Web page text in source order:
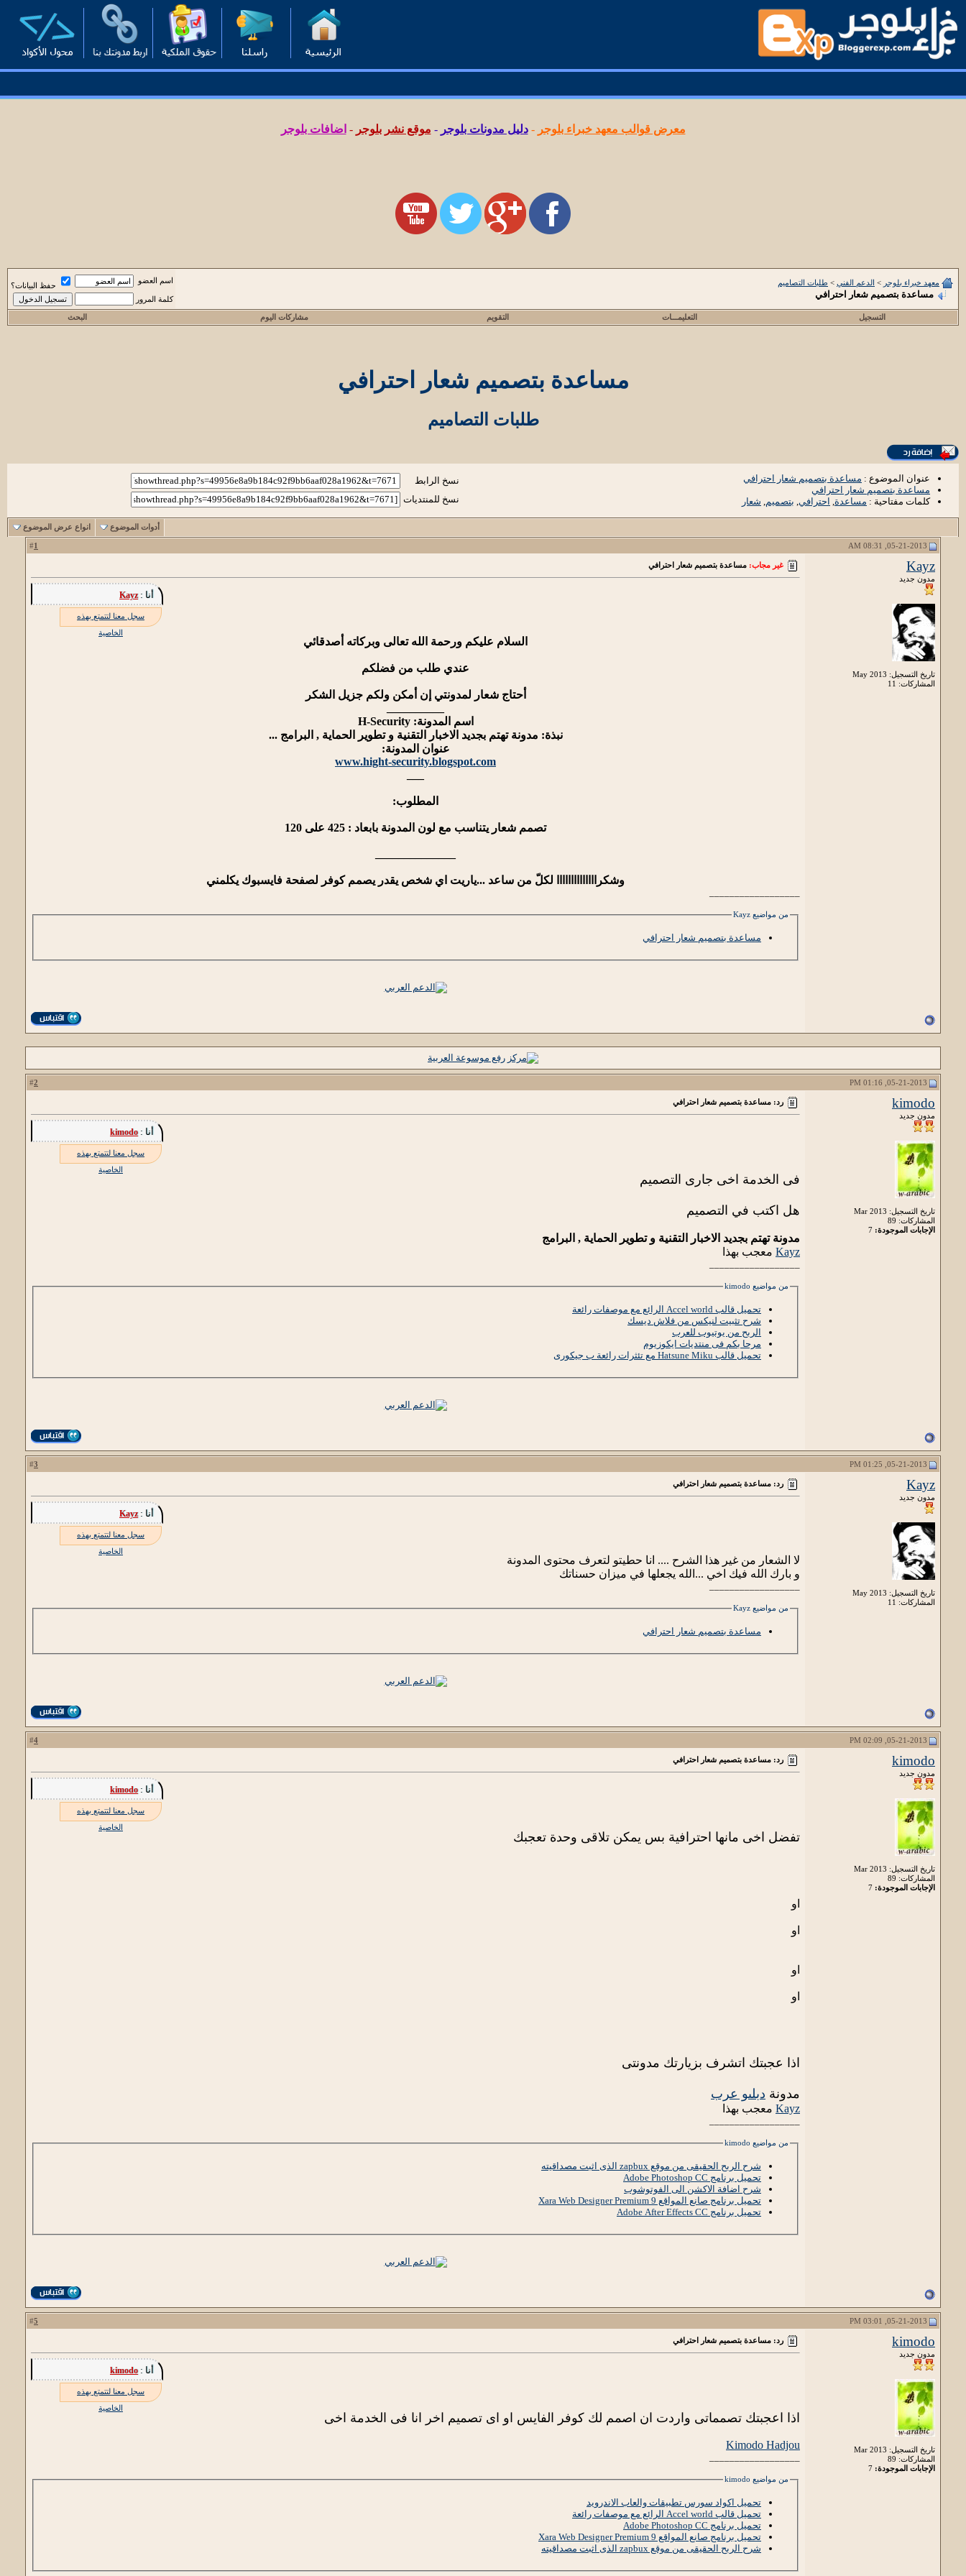
معرض قوالب معهد خبراء بلوجر -دليل مدونات بلوجر - موقع نشر بلوجر - اضافات بلوجر
معهد خبراء بلوجر > الدعم الفني > طلبات التصاميم
مساعدة بتصميم شعار احترافي
اسم العضو
حفظ البيانات؟
كلمة المرور
التسجيل التعليمـــات التقويم مشاركات اليوم البحث
مساعدة بتصميم شعار احترافي
طلبات التصاميم
عنوان الموضوع : مساعدة بتصميم شعار احترافي
مساعدة بتصميم شعار احترافي
كلمات مفتاحية : مساعدة, احترافي, بتصميم, شعار
نسخ الرابط
نسخ للمنتديات
أدوات الموضوع انواع عرض الموضوع
1
Kayz
مدون جديد
تاريخ التسجيل: May 2013
المشاركات: 11
غير مجاب: مساعدة بتصميم شعار احترافي
أنا :Kayz
سجل معنا لتتمتع بهذه
الخاصية
السلام عليكم ورحمة الله تعالى وبركاته أصدقائي
عندي طلب من فضلكم
أحتاج شعار لمدونتي إن أمكن ولكم جزيل الشكر
اسم المدونة: H-Security
نبذة: مدونة تهتم بجديد الاخبار التقنية و تطوير الحماية , البرامج ...
عنوان المدونة:
www.hight-security.blogspot.com
المطلوب:
تصمم شعار يتناسب مع لون المدونة بابعاد : 425 على 120
وشكراااااااااااااا لكلّ من ساعد ...ياريت اي شخص يقدر يصمم كوفر لصفحة فايسبوك يكلمني
من مواضيع Kayz
مساعدة بتصميم شعار احترافي
2
kimodo
مدون جديد
تاريخ التسجيل: Mar 2013
المشاركات: 89
الإجابات الموجودة:
رد: مساعدة بتصميم شعار احترافي
أنا :kimodo
سجل معنا لتتمتع بهذه
الخاصية
فى الخدمة اخى جارى التصميم
هل اكتب في التصميم
مدونة تهتم بجديد الاخبار التقنية و تطوير الحماية , البرامج
Kayz معجب بهذا
من مواضيع kimodo
تحميل قالب Accel world الرائع مع موصفات رائعة
شرح تثبيت لنيكس من فلاش ديسك
الربح من يوتيوب للعرب
مرحا بكم فى منتديات ايكوزيوم
تحميل قالب Hatsune Miku مع تئثرات رائعة ب جيكورى
3
Kayz
مدون جديد
تاريخ التسجيل: May 2013
المشاركات: 11
رد: مساعدة بتصميم شعار احترافي
أنا :Kayz
سجل معنا لتتمتع بهذه
الخاصية
لا الشعار من غير هذا الشرح .... انا حطيتو لتعرف محتوى المدونة
و بارك الله فيك اخي ...الله يجعلها في ميزان حسناتك
من مواضيع Kayz
مساعدة بتصميم شعار احترافي
4
kimodo
مدون جديد
تاريخ التسجيل: Mar 2013
المشاركات: 89
الإجابات الموجودة:
رد: مساعدة بتصميم شعار احترافي
أنا :kimodo
سجل معنا لتتمتع بهذه
الخاصية
تفضل اخى مانها احترافية بس يمكن تلاقى وحدة تعجبك
او
او
او
او
اذا عجبتك اتشرف بزيارتك مدونتى
مدونة دبلىو عرب
Kayz معجب بهذا
من مواضيع kimodo
شرح الربح الحقيقى من موقع zapbux الذى اثبت مصداقيته
تحميل برنامج Adobe Photoshop CC
شرح اضافة الاكشن الى الفوتوشوب
تحميل برنامج صانع المواقع Xara Web Designer Premium 9
تحميل برنامج Adobe After Effects CC
5
kimodo
مدون جديد
تاريخ التسجيل: Mar 2013
المشاركات: 89
الإجابات الموجودة:
رد: مساعدة بتصميم شعار احترافي
أنا :kimodo
سجل معنا لتتمتع بهذه
الخاصية
اذا اعجبتك تصمماتى واردت ان اصمم لك كوفر الفايس او اى تصميم اخر انا فى الخدمة اخى
Kimodo Hadjou
من مواضيع kimodo
تحميل اكواد سورس تطبيقات والعاب الاندرويد
تحميل قالب Accel world الرائع مع موصفات رائعة
تحميل برنامج Adobe Photoshop CC
تحميل برنامج صانع المواقع Xara Web Designer Premium 9
شرح الربح الحقيقى من موقع zapbux الذى اثبت مصداقيته